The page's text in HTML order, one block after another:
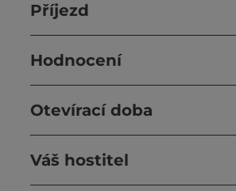
Příjezd
Hodnocení
Otevírací doba
Váš hostitel